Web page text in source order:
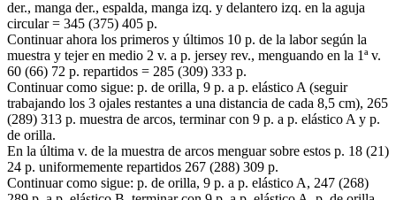
der., manga der., espalda, manga izq. y delantero izq. en la aguja
circular = 345 (375) 405 p.
Continuar ahora los primeros y últimos 10 p. de la labor según la
muestra y tejer en medio 2 v. a p. jersey rev., menguando en la 1ª v.
60 (66) 72 p. repartidos = 285 (309) 333 p.
Continuar como sigue: p. de orilla, 9 p. a p. elástico A (seguir
trabajando los 3 ojales restantes a una distancia de cada 8,5 cm), 265
(289) 313 p. muestra de arcos, terminar con 9 p. a p. elástico A y p.
de orilla.
En la última v. de la muestra de arcos menguar sobre estos p. 18 (21)
24 p. uniformemente repartidos 267 (288) 309 p.
Continuar como sigue: p. de orilla, 9 p. a p. elástico A, 247 (268)